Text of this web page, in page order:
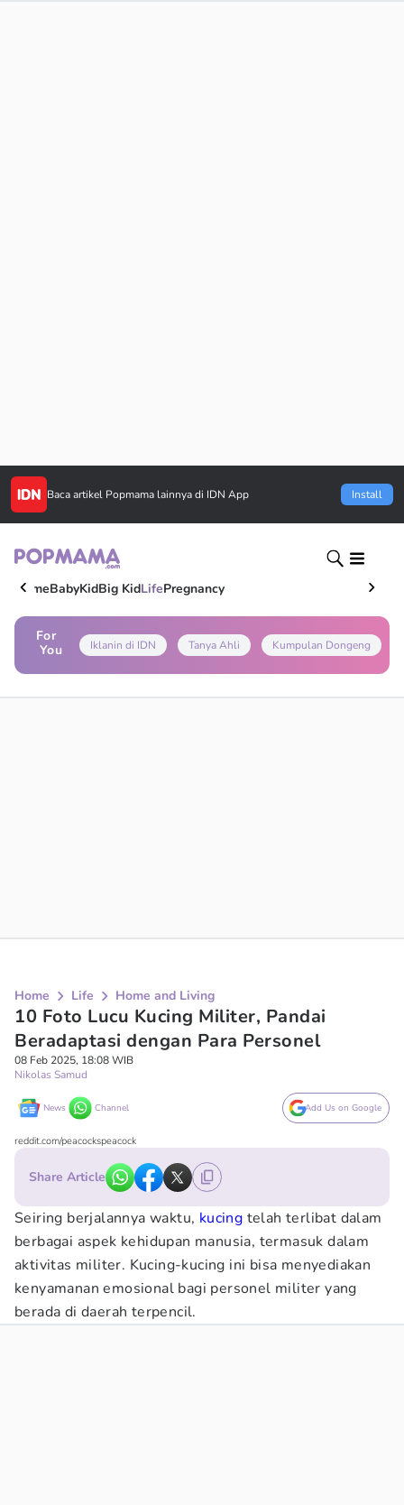
Baca artikel Popmama lainnya di IDN App Install
HomeBabyKidBig KidLifePregnancy
For
You
Iklanin di IDN Tanya Ahli Kumpulan Dongeng
Home Life Home and Living
10 Foto Lucu Kucing Militer, Pandai
Beradaptasi dengan Para Personel
08 Feb 2025, 18:08 WIB
Nikolas Samud
News Channel Add Us on Google
reddit.com/peacockspeacock
Share Article
Seiring berjalannya waktu, kucing telah terlibat dalam
berbagai aspek kehidupan manusia, termasuk dalam
aktivitas militer. Kucing-kucing ini bisa menyediakan
kenyamanan emosional bagi personel militer yang
berada di daerah terpencil.